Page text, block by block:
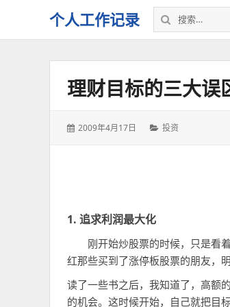
个人工作记录
搜
索：
理财目标的三大误
发
2009年4月17日
分
投资
1. 追求利润最大化
刚开始炒股票的时候，只是看着
红那些买到了涨停板股票的朋友，
读了一些书之后，我知道了，高额
的机会。这时候开始，自己就把目